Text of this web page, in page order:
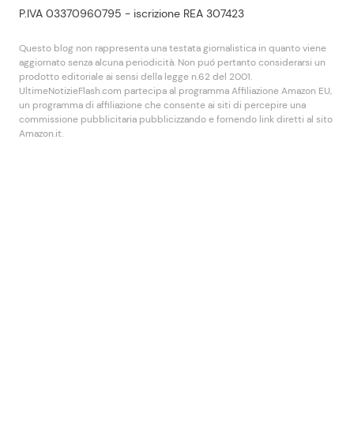
P.IVA 03370960795 - iscrizione REA 307423
Questo blog non rappresenta una testata giornalistica in quanto viene
aggiornato senza alcuna periodicità. Non puó pertanto considerarsi un
prodotto editoriale ai sensi della legge n.62 del 2001.
UltimeNotizieFlash.com partecipa al programma Affiliazione Amazon EU,
un programma di affiliazione che consente ai siti di percepire una
commissione pubblicitaria pubblicizzando e fornendo link diretti al sito
Amazon.it.